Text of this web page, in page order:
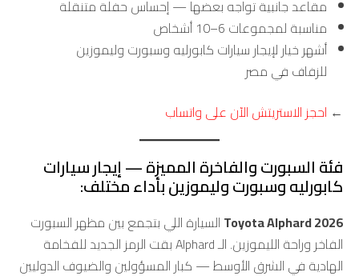
مقاعد جانبية تواجه بعضها — إحساس حفلة متنقلة
مناسبة لمجموعات 6–10 أشخاص
أشهر خيار لإيجار سيارات كابورليه وسبورت وليموزين
للزفاف في مصر
← احجز الاستريتش الآن على واتساب
فئة السبورت والفاخرة المميزة — إيجار سيارات
كابورليه وسبورت وليموزين بأداء مختلف:
Toyota Alphard 2026 السيارة اللي بتجمع بين مظهر السبورت
الفاخر وراحة الليموزين. الـ Alphard بقت الرمز الجديد للفخامة
الهادية في الشرق الأوسط — كبار المسؤولين والضيوف الدوليين